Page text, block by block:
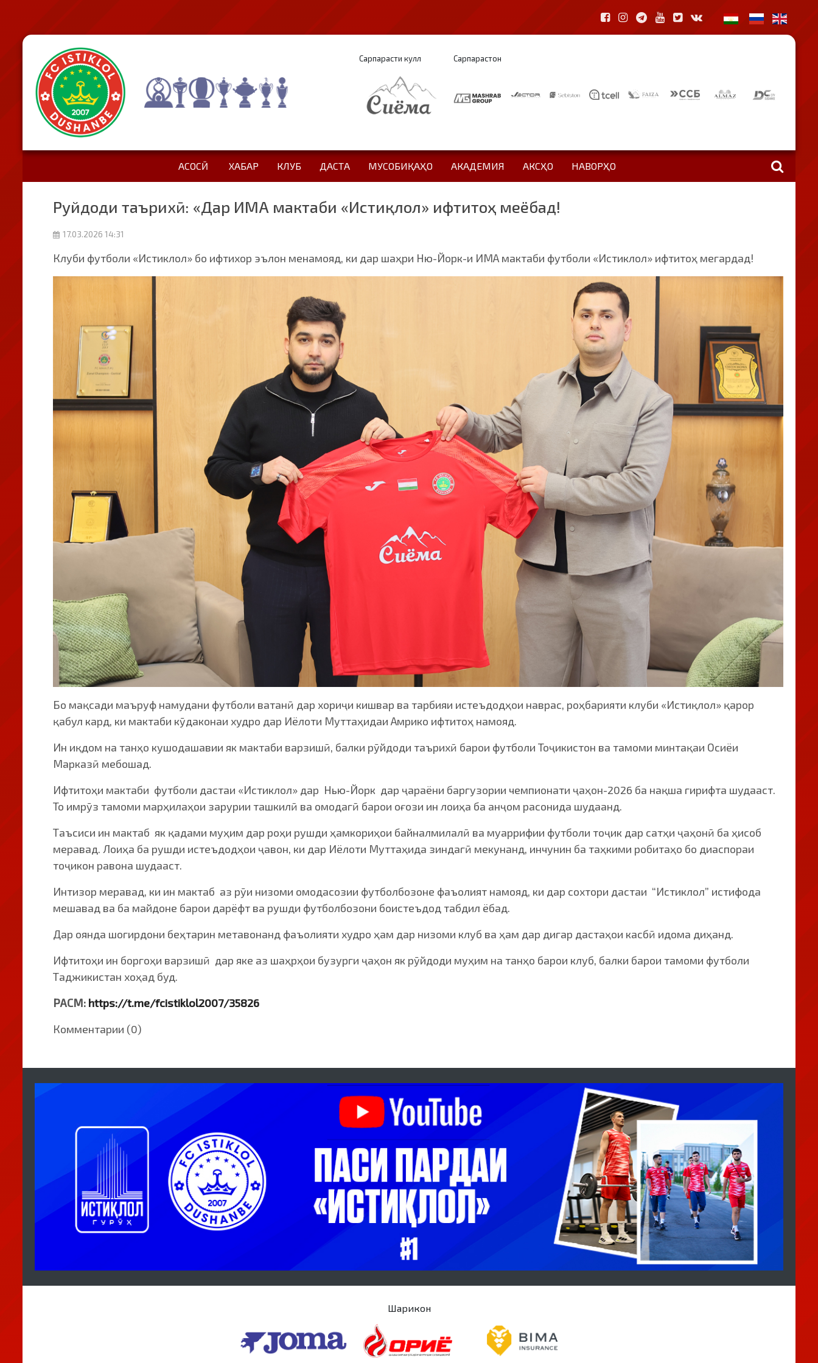
Сарпарасти кулл Сарпарастон
АСОСӢ ХАБАР КЛУБ ДАСТА МУСОБИҚАҲО АКАДЕМИЯ АКСҲО НАВОРҲО
Руйдоди таърихӣ: «Дар ИМА мактаби «Истиқлол» ифтитоҳ меёбад!
17.03.2026 14:31
Клуби футболи «Истиклол» бо ифтихор эълон менамояд, ки дар шаҳри Ню-Йорк-и ИМА мактаби футболи «Истиклол» ифтитоҳ мегардад!
Бо мақсади маъруф намудани футболи ватанӣ дар хориҷи кишвар ва тарбияи истеъдодҳои наврас, роҳбарияти клуби «Истиқлол» қарор
қабул кард, ки мактаби кӯдаконаи худро дар Иёлоти Муттаҳидаи Амрико ифтитоҳ намояд.
Ин иқдом на танҳо кушодашавии як мактаби варзишӣ, балки рӯйдоди таърихӣ барои футболи Тоҷикистон ва тамоми минтақаи Осиёи
Марказӣ мебошад.
Ифтитоҳи мактаби футболи дастаи «Истиклол» дар Нью-Йорк дар ҷараёни баргузории чемпионати ҷаҳон-2026 ба нақша гирифта шудааст.
То имрӯз тамоми марҳилаҳои зарурии ташкилӣ ва омодагӣ барои оғози ин лоиҳа ба анҷом расонида шудаанд.
Таъсиси ин мактаб як қадами муҳим дар роҳи рушди ҳамкориҳои байналмилалӣ ва муаррифии футболи тоҷик дар сатҳи ҷаҳонӣ ба ҳисоб
меравад. Лоиҳа ба рушди истеъдодҳои ҷавон, ки дар Иёлоти Муттаҳида зиндагӣ мекунанд, инчунин ба таҳкими робитаҳо бо диаспораи
тоҷикон равона шудааст.
Интизор меравад, ки ин мактаб аз рӯи низоми омодасозии футболбозоне фаъолият намояд, ки дар сохтори дастаи “Истиклол” истифода
мешавад ва ба майдоне барои дарёфт ва рушди футболбозони боистеъдод табдил ёбад.
Дар оянда шогирдони беҳтарин метавонанд фаъолияти худро ҳам дар низоми клуб ва ҳам дар дигар дастаҳои касбӣ идома диҳанд.
Ифтитоҳи ин боргоҳи варзишӣ дар яке аз шаҳрҳои бузурги ҷаҳон як рӯйдоди муҳим на танҳо барои клуб, балки барои тамоми футболи
Таджикистан хоҳад буд.
РАСМ: https://t.me/fcistiklol2007/35826
Комментарии (0)
Шарикон